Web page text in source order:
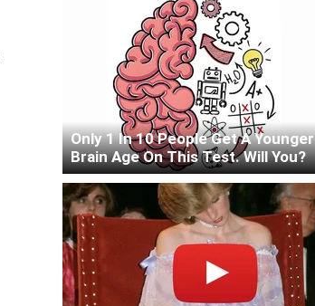
Only 1 In 10 People Get A Younger
Brain Age On This Test. Will You?